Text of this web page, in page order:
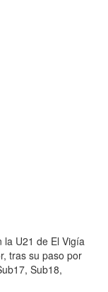
la U21 de El Vigía
tras su paso por
Sub18,